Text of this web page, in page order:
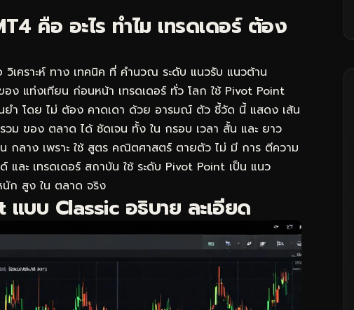
คือ อะไร ทำไม เทรดเดอร์ ต้อง
เคราะห์ ทาง เทคนิค ที่ คำนวณ ระดับ แนวรับ แนวต้าน
ง แท่งเทียน ก่อนหน้า เทรดเดอร์ ทั่ว โลก ใช้ Pivot Point
ยำ โดย ไม่ ต้อง คาดเดา ด้วย อารมณ์ ตัว ชี้วัด นี้ แสดง เส้น
ม ของ ตลาด ได้ ชัดเจน ทั้ง ใน กรอบ เวลา สั้น และ ยาว
ลาง เพราะ ใช้ สูตร คณิตศาสตร์ ตายตัว ไม่ มี การ ตีความ
ละ เทรดเดอร์ สถาบัน ใช้ ระดับ Pivot Point เป็น แนว
นัก สูง ใน ตลาด จริง
บบ Classic อธิบาย ละเอียด